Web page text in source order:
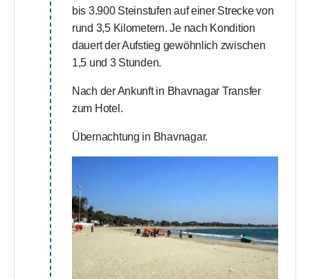
bis 3.900 Steinstufen auf einer Strecke von
rund 3,5 Kilometern. Je nach Kondition
dauert der Aufstieg gewöhnlich zwischen
1,5 und 3 Stunden.
Nach der Ankunft in Bhavnagar Transfer
zum Hotel.
Übernachtung in Bhavnagar.